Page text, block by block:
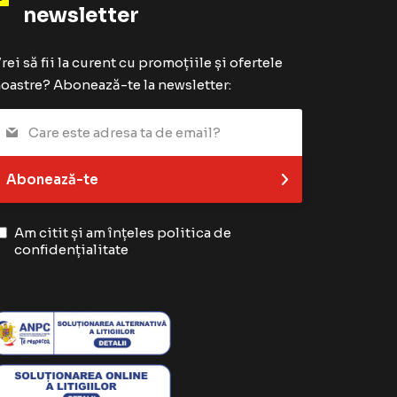
newsletter
să fii la curent cu promoțiile și ofertele
Abonează-te la newsletter:
Abonează-te
Am citit și am înțeles politica de
confidențialitate